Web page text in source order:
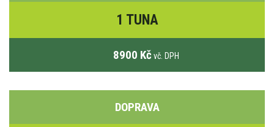
1 TUNA
8900 Kč vč. DPH
DOPRAVA